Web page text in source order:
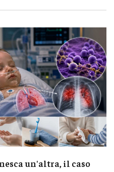
un'altra, il caso